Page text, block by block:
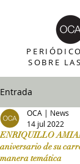
SOBRE
Entrada
ENRIQUILLO
aniversario de su
manera temática
OCA | News
14 jul 2022